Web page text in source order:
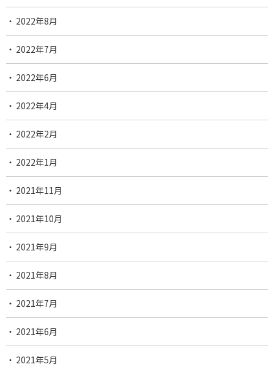
2022年8月
2022年7月
2022年6月
2022年4月
2022年2月
2022年1月
2021年11月
2021年10月
2021年9月
2021年8月
2021年7月
2021年6月
2021年5月